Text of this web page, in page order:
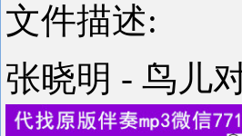
文件描述:
张晓明 - 鸟儿